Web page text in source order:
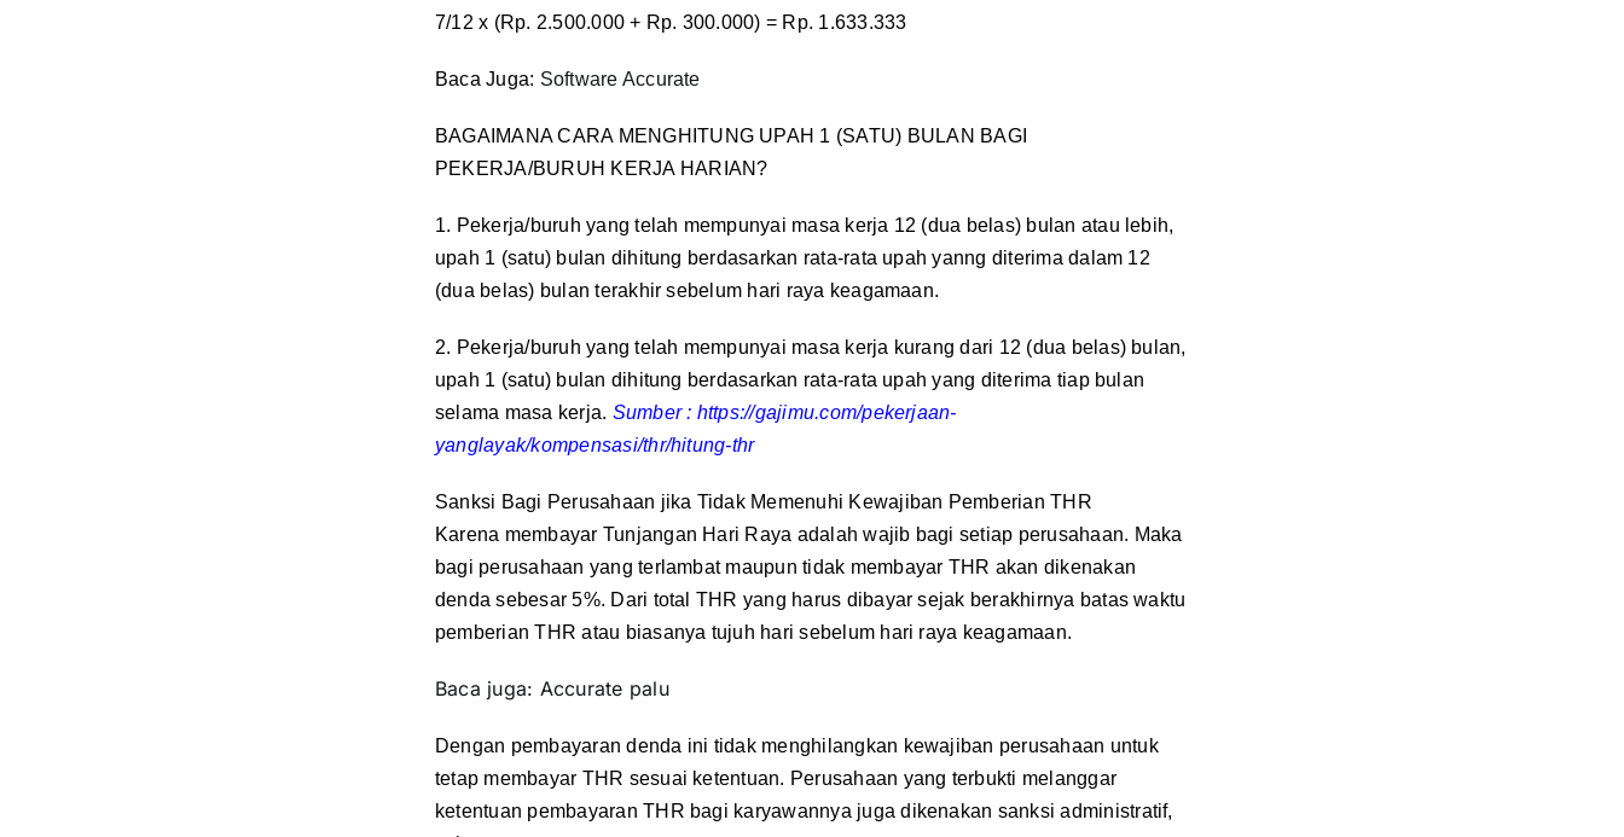
7/12 x (Rp. 2.500.000 + Rp. 300.000) = Rp. 1.633.333
Baca Juga: Software Accurate
BAGAIMANA CARA MENGHITUNG UPAH 1 (SATU) BULAN BAGI
PEKERJA/BURUH KERJA HARIAN?
1. Pekerja/buruh yang telah mempunyai masa kerja 12 (dua belas) bulan atau lebih,
upah 1 (satu) bulan dihitung berdasarkan rata-rata upah yanng diterima dalam 12
(dua belas) bulan terakhir sebelum hari raya keagamaan.
2. Pekerja/buruh yang telah mempunyai masa kerja kurang dari 12 (dua belas) bulan,
upah 1 (satu) bulan dihitung berdasarkan rata-rata upah yang diterima tiap bulan
selama masa kerja. Sumber : https://gajimu.com/pekerjaan-
yanglayak/kompensasi/thr/hitung-thr
Sanksi Bagi Perusahaan jika Tidak Memenuhi Kewajiban Pemberian THR
Karena membayar Tunjangan Hari Raya adalah wajib bagi setiap perusahaan. Maka
bagi perusahaan yang terlambat maupun tidak membayar THR akan dikenakan
denda sebesar 5%. Dari total THR yang harus dibayar sejak berakhirnya batas waktu
pemberian THR atau biasanya tujuh hari sebelum hari raya keagamaan.
Baca juga: Accurate palu
Dengan pembayaran denda ini tidak menghilangkan kewajiban perusahaan untuk
tetap membayar THR sesuai ketentuan. Perusahaan yang terbukti melanggar
ketentuan pembayaran THR bagi karyawannya juga dikenakan sanksi administratif,